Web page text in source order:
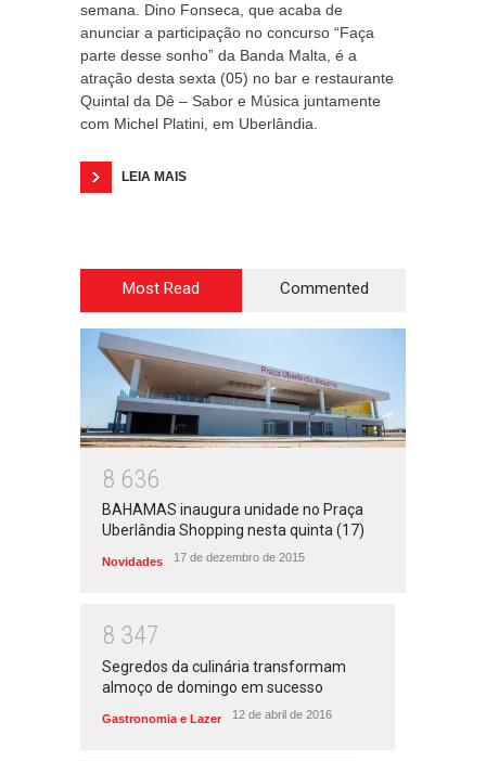
semana. Dino Fonseca, que acaba de
anunciar a participação no concurso “Faça
parte desse sonho” da Banda Malta, é a
atração desta sexta (05) no bar e restaurante
Quintal da Dê – Sabor e Música juntamente
com Michel Platini, em Uberlândia.
LEIA MAIS
Most Read Commented
8 636
BAHAMAS inaugura unidade no Praça
Uberlândia Shopping nesta quinta (17)
Novidades 17 de dezembro de 2015
8 347
Segredos da culinária transformam
almoço de domingo em sucesso
Gastronomia e Lazer 12 de abril de 2016